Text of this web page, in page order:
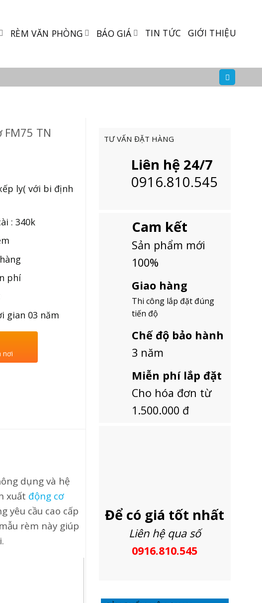
RÈM VĂN PHÒNG BÁO GIÁ TIN TỨC GIỚI THIỆU
TƯ VẤN ĐẶT HÀNG
Liên hệ 24/7
0916.810.545
Cam kết
Sản phẩm mới
100%
Giao hàng
Thi công lắp đặt đúng
tiến độ
Chế độ bảo hành
3 năm
Miễn phí lắp đặt
Cho hóa đơn từ
1.500.000 đ
Để có giá tốt nhất
Liên hệ qua số
0916.810.545
TN
ly( với bi định
: 340k
phí
gian 03 năm
nơi
dụng và hệ
xuất động cơ
yêu cầu cao cấp
rèm này giúp